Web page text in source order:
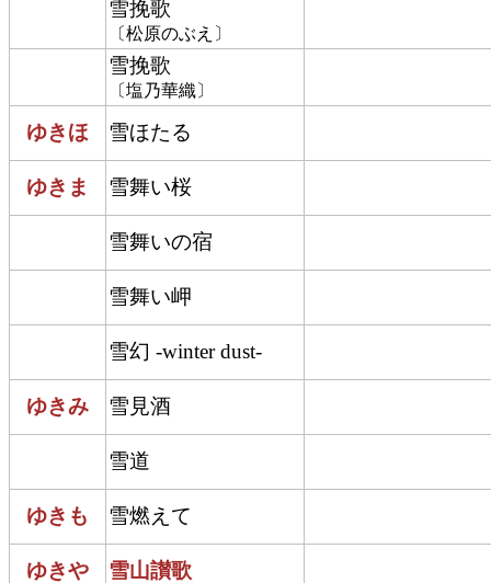
雪挽歌
〔松原のぶえ〕
雪挽歌
〔塩乃華織〕
ゆきほ 雪ほたる
ゆきま 雪舞い桜
雪舞いの宿
雪舞い岬
雪幻 -winter dust-
ゆきみ 雪見酒
雪道
ゆきも 雪燃えて
ゆきや 雪山讃歌